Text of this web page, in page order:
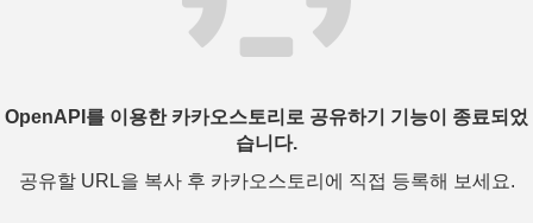
OpenAPI를 이용한 카카오스토리로 공유하기 기능이 종료되었
습니다.
공유할 URL을 복사 후 카카오스토리에 직접 등록해 보세요.